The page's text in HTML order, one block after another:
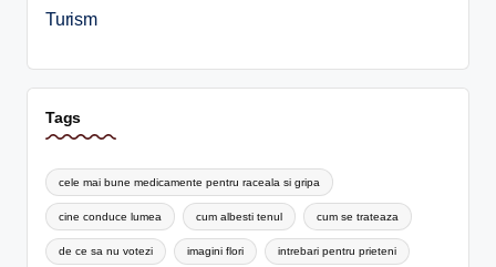
Turism
Tags
cele mai bune medicamente pentru raceala si gripa
cine conduce lumea cum albesti tenul cum se trateaza
de ce sa nu votezi imagini flori intrebari pentru prieteni